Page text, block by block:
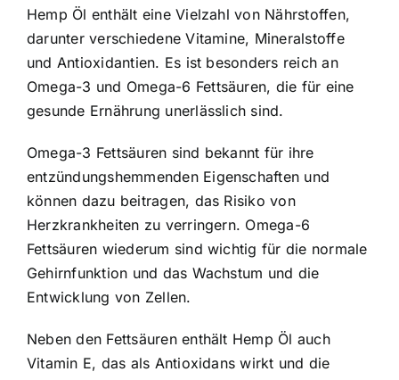
Hemp Öl enthält eine Vielzahl von Nährstoffen,
darunter verschiedene Vitamine, Mineralstoffe
und Antioxidantien. Es ist besonders reich an
Omega-3 und Omega-6 Fettsäuren, die für eine
gesunde Ernährung unerlässlich sind.
Omega-3 Fettsäuren sind bekannt für ihre
entzündungshemmenden Eigenschaften und
können dazu beitragen, das Risiko von
Herzkrankheiten zu verringern. Omega-6
Fettsäuren wiederum sind wichtig für die normale
Gehirnfunktion und das Wachstum und die
Entwicklung von Zellen.
Neben den Fettsäuren enthält Hemp Öl auch
Vitamin E, das als Antioxidans wirkt und die